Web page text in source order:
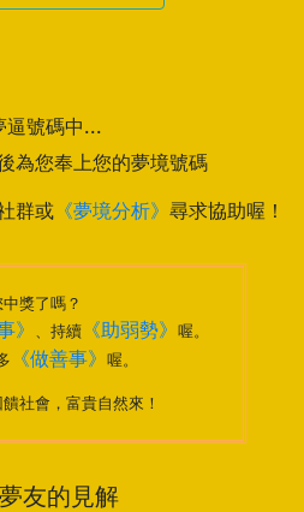
逼號碼中...
為您奉上您的夢境號碼
群或 《夢境分析》 尋求協助喔！
獎了嗎？
》 、持續 《助弱勢》 喔。
《做善事》 喔。
社會，富貴自然來！
友的見解